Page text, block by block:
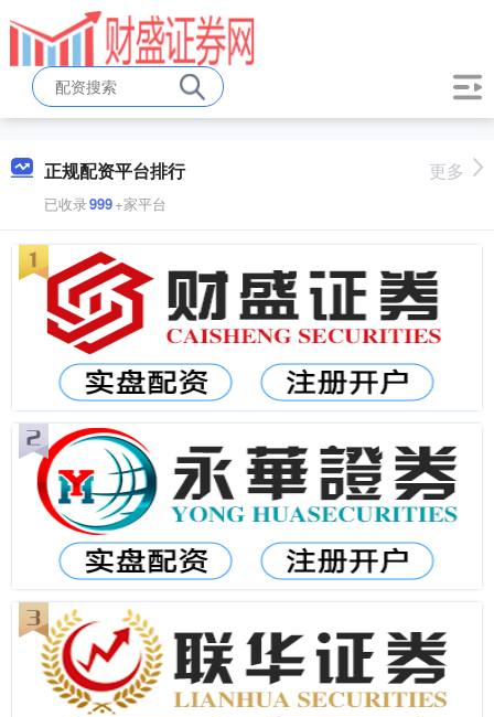
正规配资平台排行
已收录999+家平台
更多